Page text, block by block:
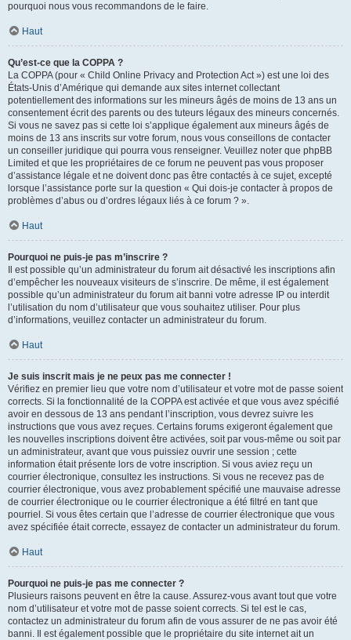
pourquoi nous vous recommandons de le faire.
Haut
Qu’est-ce que la COPPA ?
La COPPA (pour « Child Online Privacy and Protection Act ») est une loi des
États-Unis d’Amérique qui demande aux sites internet collectant
potentiellement des informations sur les mineurs âgés de moins de 13 ans un
consentement écrit des parents ou des tuteurs légaux des mineurs concernés.
Si vous ne savez pas si cette loi s’applique également aux mineurs âgés de
moins de 13 ans inscrits sur votre forum, nous vous conseillons de contacter
un conseiller juridique qui pourra vous renseigner. Veuillez noter que phpBB
Limited et que les propriétaires de ce forum ne peuvent pas vous proposer
d’assistance légale et ne doivent donc pas être contactés à ce sujet, excepté
lorsque l’assistance porte sur la question « Qui dois-je contacter à propos de
problèmes d’abus ou d’ordres légaux liés à ce forum ? ».
Haut
Pourquoi ne puis-je pas m’inscrire ?
Il est possible qu’un administrateur du forum ait désactivé les inscriptions afin
d’empêcher les nouveaux visiteurs de s’inscrire. De même, il est également
possible qu’un administrateur du forum ait banni votre adresse IP ou interdit
l’utilisation du nom d’utilisateur que vous souhaitez utiliser. Pour plus
d’informations, veuillez contacter un administrateur du forum.
Haut
Je suis inscrit mais je ne peux pas me connecter !
Vérifiez en premier lieu que votre nom d’utilisateur et votre mot de passe soient
corrects. Si la fonctionnalité de la COPPA est activée et que vous avez spécifié
avoir en dessous de 13 ans pendant l’inscription, vous devrez suivre les
instructions que vous avez reçues. Certains forums exigeront également que
les nouvelles inscriptions doivent être activées, soit par vous-même ou soit par
un administrateur, avant que vous puissiez ouvrir une session ; cette
information était présente lors de votre inscription. Si vous aviez reçu un
courrier électronique, consultez les instructions. Si vous ne recevez pas de
courrier électronique, vous avez probablement spécifié une mauvaise adresse
de courrier électronique ou le courrier électronique a été filtré en tant que
pourriel. Si vous êtes certain que l’adresse de courrier électronique que vous
avez spécifiée était correcte, essayez de contacter un administrateur du forum.
Haut
Pourquoi ne puis-je pas me connecter ?
Plusieurs raisons peuvent en être la cause. Assurez-vous avant tout que votre
nom d’utilisateur et votre mot de passe soient corrects. Si tel est le cas,
contactez un administrateur du forum afin de vous assurer de ne pas avoir été
banni. Il est également possible que le propriétaire du site internet ait un